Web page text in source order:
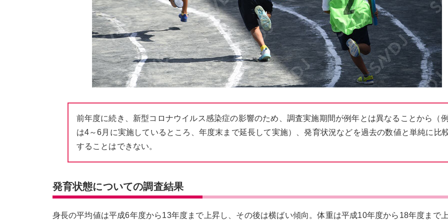
前年度に続き、新型コロナウイルス感染症の影響のため、調査実施期間が例年とは異なることから（
は4～6月に実施しているところ、年度末まで延長して実施）、発育状況などを過去の数値と単純に比
することはできない。
発育状態についての調査結果
身長の平均値は平成6年度から13年度まで上昇し、その後は横ばい傾向。体重は平成10年度から18年度まで